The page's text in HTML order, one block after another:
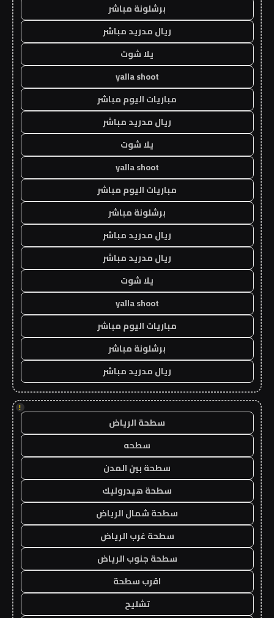
برشلونة مباشر
ريال مدريد مباشر
يلا شوت
yalla shoot
مباريات اليوم مباشر
ريال مدريد مباشر
يلا شوت
yalla shoot
مباريات اليوم مباشر
برشلونة مباشر
ريال مدريد مباشر
ريال مدريد مباشر
يلا شوت
yalla shoot
مباريات اليوم مباشر
برشلونة مباشر
ريال مدريد مباشر
!
سطحة الرياض
سطحه
سطحة بين المدن
سطحة هيدروليك
سطحة شمال الرياض
سطحة غرب الرياض
سطحة جنوب الرياض
اقرب سطحة
تشليح